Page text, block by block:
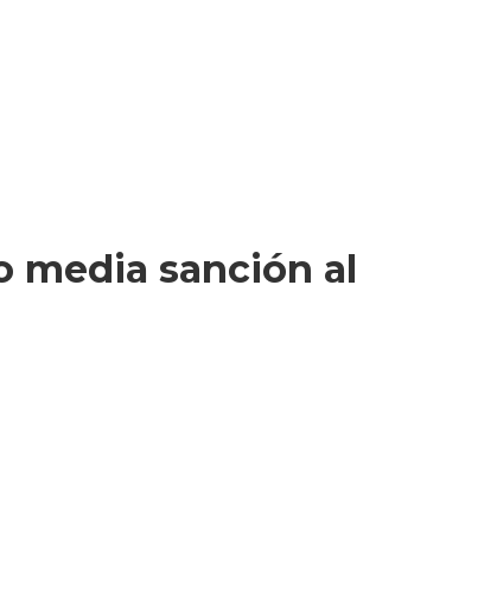
media sanción al